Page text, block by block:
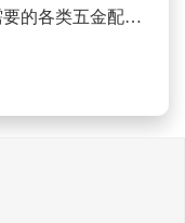
的各类五金配件
的开关、锁具、
部件。